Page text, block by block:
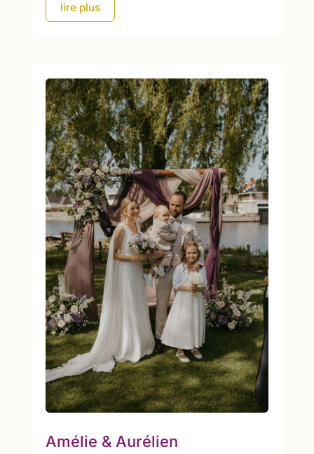
lire plus
Amélie & Aurélien